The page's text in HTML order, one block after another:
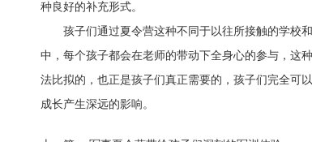
种良好的补充形式。
孩子们通过夏令营这种不同于以往所接触的学校和
中，每个孩子都会在老师的带动下全身心的参与，这
法比拟的，也正是孩子们真正需要的，孩子们完全可
成长产生深远的影响。